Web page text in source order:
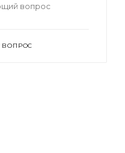
вопрос
ВОПРОС